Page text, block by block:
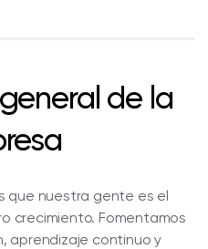
de la
que nuestra gente es el
crecimiento. Fomentamos
aprendizaje continuo y